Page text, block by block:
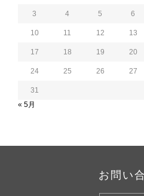
3 4 5 6
10 11 12 13
17 18 19 20
24 25 26 27
31
« 5月
お問い